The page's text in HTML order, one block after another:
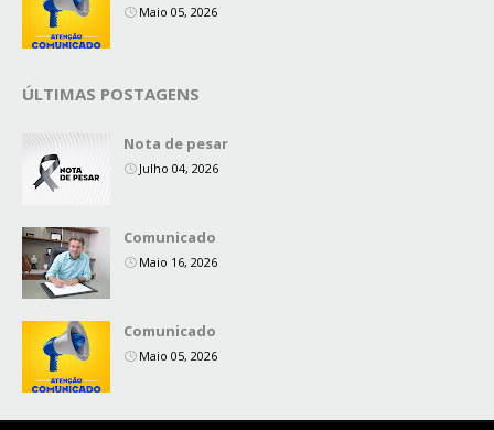
Maio 05, 2026
ÚLTIMAS POSTAGENS
Nota de pesar
Julho 04, 2026
Comunicado
Maio 16, 2026
Comunicado
Maio 05, 2026